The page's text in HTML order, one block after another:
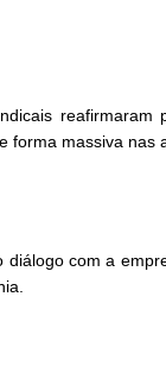
massiva nas
com a